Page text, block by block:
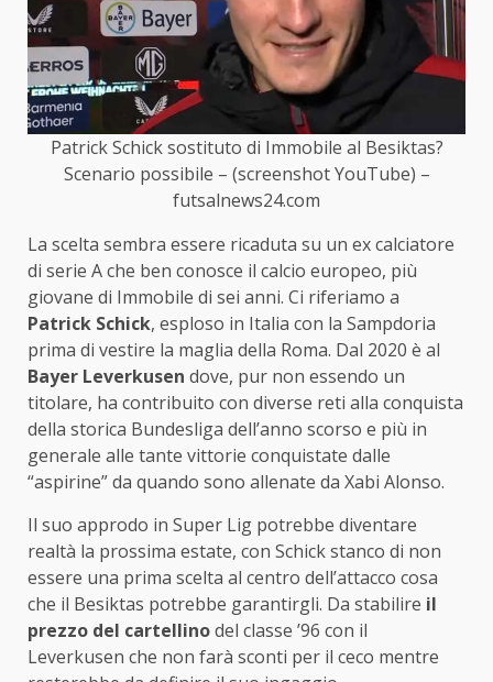
Patrick Schick sostituto di Immobile al Besiktas?
Scenario possibile – (screenshot YouTube) –
futsalnews24.com
La scelta sembra essere ricaduta su un ex calciatore
di serie A che ben conosce il calcio europeo, più
giovane di Immobile di sei anni. Ci riferiamo a
Patrick Schick, esploso in Italia con la Sampdoria
prima di vestire la maglia della Roma. Dal 2020 è al
Bayer Leverkusen dove, pur non essendo un
titolare, ha contribuito con diverse reti alla conquista
della storica Bundesliga dell’anno scorso e più in
generale alle tante vittorie conquistate dalle
“aspirine” da quando sono allenate da Xabi Alonso.
Il suo approdo in Super Lig potrebbe diventare
realtà la prossima estate, con Schick stanco di non
essere una prima scelta al centro dell’attacco cosa
che il Besiktas potrebbe garantirgli. Da stabilire il
prezzo del cartellinodel classe ’96 con il
Leverkusen che non farà sconti per il ceco mentre